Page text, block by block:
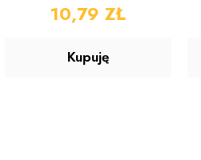
CENA
10,79 ZŁ
Kupuję